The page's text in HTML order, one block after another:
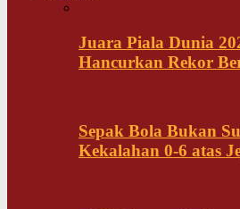
Juara Piala Dunia
Hancurkan Rekor
Sepak Bola Bukan
Kekalahan 0-6 atas